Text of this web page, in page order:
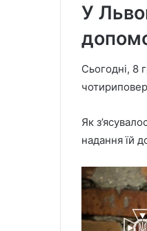
У
Сьогодні, 8
Як
надання їй